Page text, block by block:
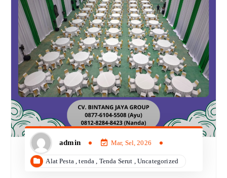
admin Mar, Sel, 2026
Alat Pesta ,tenda Tenda Serut Uncategorized